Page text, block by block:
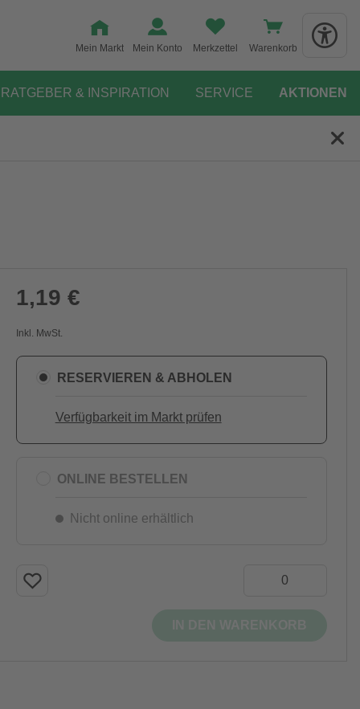
Mein Markt Mein Konto Merkzettel Warenkorb
RATGEBER & INSPIRATION SERVICE AKTIONEN
1,19 €
Inkl. MwSt.
RESERVIEREN & ABHOLEN
Verfügbarkeit im Markt prüfen
ONLINE BESTELLEN
Nicht online erhältlich